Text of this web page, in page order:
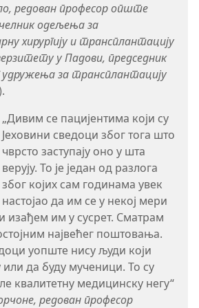
редован професор опште
одељења за
хирургију и трансплантацију
у Падови, председник
удружења за трансплантацију
„Дивим се пацијентима који су
Јеховини сведоци због тога што
чврсто заступају оно у шта
верују. То је један од разлога
због којих сам годинама увек
настојао да им се у некој мери
изађем им у сусрет. Сматрам
највећег поштовања.
уопште нису људи који
да буду мученици. То су
квалитетну медицинску негу“
редован професор